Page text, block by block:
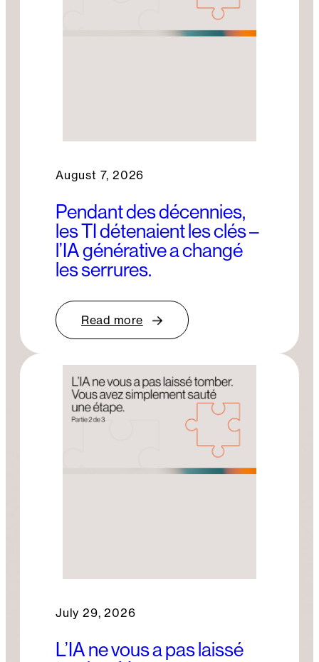
August 7, 2026
Pendant des décennies,
les TI détenaient les clés –
l’IA générative a changé
les serrures.
Read more
July 29, 2026
L’IA ne vous a pas laissé